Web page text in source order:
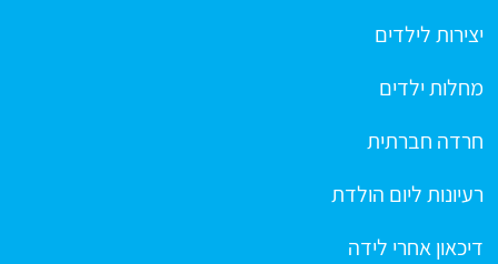
יצירות לילדים
מחלות ילדים
חרדה חברתית
רעיונות ליום הולדת
דיכאון אחרי לידה